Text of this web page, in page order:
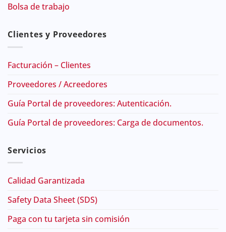
Bolsa de trabajo
Clientes y Proveedores
Facturación – Clientes
Proveedores / Acreedores
Guía Portal de proveedores: Autenticación.
Guía Portal de proveedores: Carga de documentos.
Servicios
Calidad Garantizada
Safety Data Sheet (SDS)
Paga con tu tarjeta sin comisión